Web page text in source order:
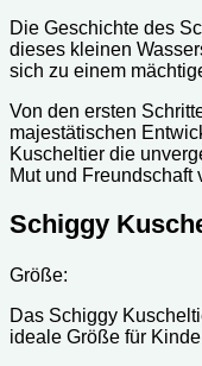
Die Geschichte des
dieses kleinen
sich zu einem
Von den ersten
majestätischen
Kuscheltier die
Mut und Freundschaft
Schiggy
Größe:
Das Schiggy
ideale Größe für